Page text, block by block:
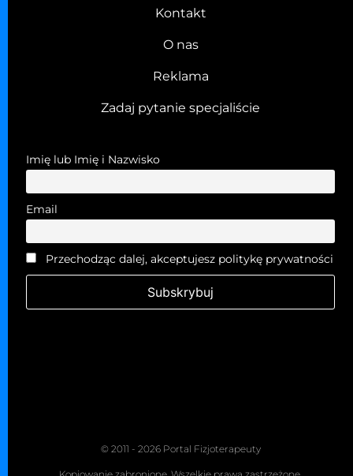
Kontakt
O nas
Reklama
Zadaj pytanie specjaliście
Imię lub Imię i Nazwisko
Email
Przechodząc dalej, akceptujesz politykę prywatności
© 2011 - 2026 Portal Fizjoterapeuty